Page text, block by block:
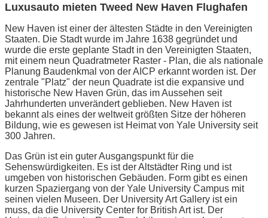
Luxusauto mieten Tweed New Haven Flughafen
New Haven ist einer der ältesten Städte in den Vereinigten
Staaten. Die Stadt wurde im Jahre 1638 gegründet und
wurde die erste geplante Stadt in den Vereinigten Staaten,
mit einem neun Quadratmeter Raster - Plan, die als nationale
Planung Baudenkmal von der AICP erkannt worden ist. Der
zentrale "Platz" der neun Quadrate ist die expansive und
historische New Haven Grün, das im Aussehen seit
Jahrhunderten unverändert geblieben. New Haven ist
bekannt als eines der weltweit größten Sitze der höheren
Bildung, wie es gewesen ist Heimat von Yale University seit
300 Jahren.
Das Grün ist ein guter Ausgangspunkt für die
Sehenswürdigkeiten. Es ist der Altstädter Ring und ist
umgeben von historischen Gebäuden. Form gibt es einen
kurzen Spaziergang von der Yale University Campus mit
seinen vielen Museen. Der University Art Gallery ist ein
muss, da die University Center for British Art ist. Der